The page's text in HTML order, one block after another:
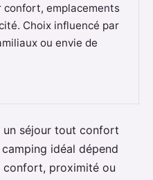
confort, emplacements
Choix influencé par
ou envie de
un séjour tout confort
idéal dépend
proximité ou